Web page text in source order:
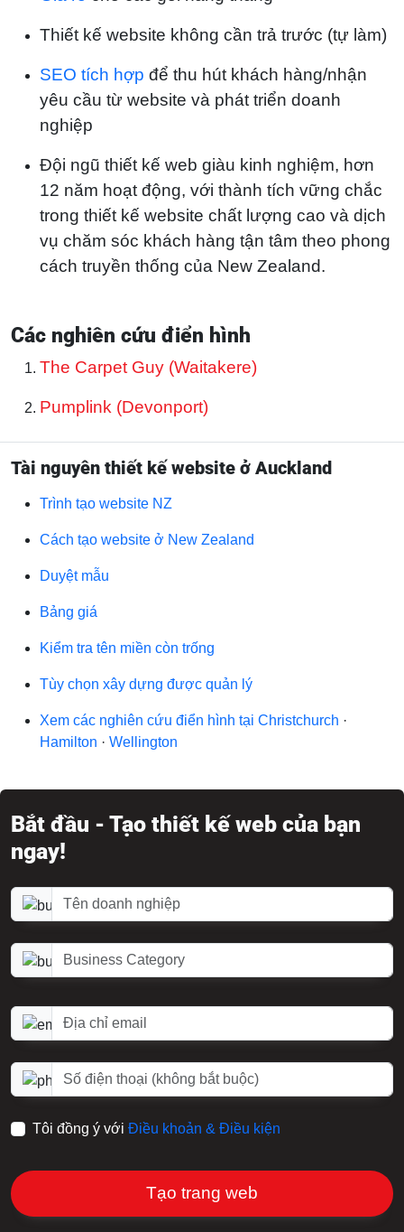
Thiết kế website không cần trả trước (tự làm)
SEO tích hợp để thu hút khách hàng/nhận
yêu cầu từ website và phát triển doanh
nghiệp
Đội ngũ thiết kế web giàu kinh nghiệm, hơn
12 năm hoạt động, với thành tích vững chắc
trong thiết kế website chất lượng cao và dịch
vụ chăm sóc khách hàng tận tâm theo phong
cách truyền thống của New Zealand.
Các nghiên cứu điển hình
The Carpet Guy (Waitakere)
Pumplink (Devonport)
Tài nguyên thiết kế website ở Auckland
Trình tạo website NZ
Cách tạo website ở New Zealand
Duyệt mẫu
Bảng giá
Kiểm tra tên miền còn trống
Tùy chọn xây dựng được quản lý
Xem các nghiên cứu điển hình tại Christchurch ·
Hamilton · Wellington
Bắt đầu - Tạo thiết kế web của bạn
ngay!
Tên doanh nghiệp
Danh mục doanh nghiệp
Địa chỉ email
Số điện thoại (tùy chọn)
Tôi đồng ý với Điều khoản & Điều kiện
Tạo trang web